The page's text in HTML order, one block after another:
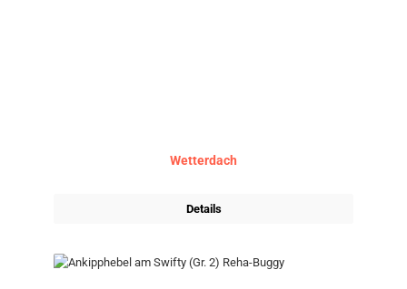
Wetterdach
Details